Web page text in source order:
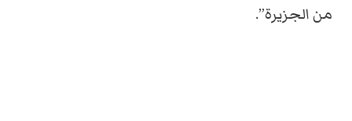
من الجزيرة”.